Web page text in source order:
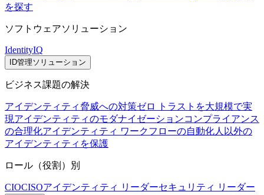
を探す
ソフトウェアソリューション
IdentityIQ
ID管理ソリューション
ビジネス課題の解決
アイデンティティ脅威への対策ゼロ トラストを大規模で実
現アイデンティティのモダナイゼーションコンプライアンス
の合理化アイデンティティ ワークフローの自動化人以外の
アイデンティティを保護
ロール（役割）別
CIOCISOアイデンティティ リーダーセキュリティ リーダー